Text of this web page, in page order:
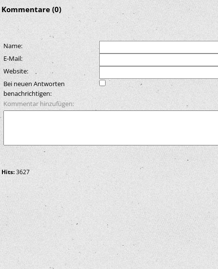
Kommentare (0)
Name:
E-Mail:
Website:
Bei neuen Antworten
benachrichtigen:
Kommentar hinzufügen:
Hits:3627